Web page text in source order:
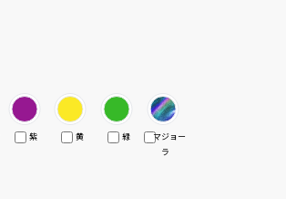
紫 黄 緑
マジョー
ラ